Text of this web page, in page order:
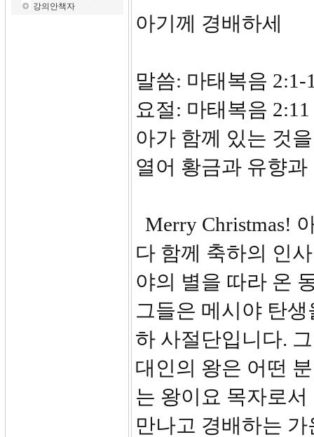
강의안책자
아기께 경배하세
말씀: 마태복음 2:1-
요절: 마태복음
아가 함께 있는 것
열어 황금과 유향
Merry Christmas!
다 함께 축하의 인
야의 별을 따라 온
그들은 메시야 탄
하 사절단입니다.
대인의 왕은 어떤
는 왕이요 목자로
만나고 경배하는